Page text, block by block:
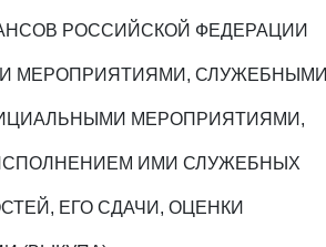
РОССИЙСКОЙ ФЕДЕРАЦИИ
МЕРОПРИЯТИЯМИ, СЛУЖЕБНЫМИ
МЕРОПРИЯТИЯМИ,
ИМИ СЛУЖЕБНЫХ
ЕГО СДАЧИ, ОЦЕНКИ